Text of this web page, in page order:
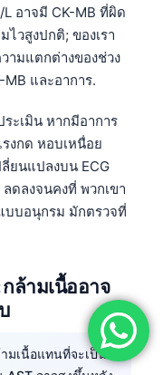
อาจมี CK-MB ที่ผิด
วสูงปกติ; ของเรา
ามแตกต่างของช่วง
MB และอาการ.
ระเมิน หากมีอาการ
งกด หอบเหนื่อย
ยนแปลงบน ECG
ดลงจนคงที่ พวกเขา
บบอนุกรม มักตรวจที่
กล้ามเนื้ออาจ
มเนื้อแทนที่จะเป็น